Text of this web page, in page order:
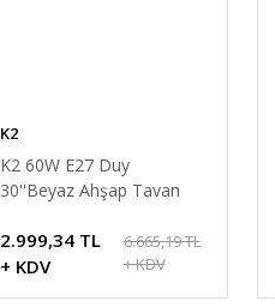
K2
K2 60W E27 Duy
30''Beyaz Ahşap Tavan
2.999,34 TL
+ KDV
6.665,19 TL
+ KDV